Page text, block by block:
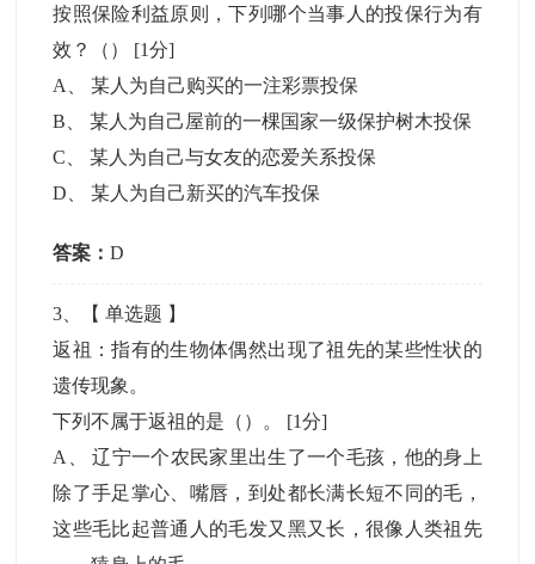
按照保险利益原则，下列哪个当事人的投保行为有
效？（） [1分]
A
、某人为自己购买的一注彩票投保
B 、某人为自己屋前的一棵国家一级保护树木投保
C 、某人为自己与女友的恋爱关系投保
D 、某人为自己新买的汽车投保
答案：D
3 、【单选题 】
返祖：指有的生物体偶然出现了祖先的某些性状的
遗传现象。
下列不属于返祖的是（）。 [1分]
A
、辽宁一个农民家里出生了一个毛孩，他的身上
除了手足掌心、嘴唇，到处都长满长短不同的毛，
这些毛比起普通人的毛发又黑又长，很像人类祖先